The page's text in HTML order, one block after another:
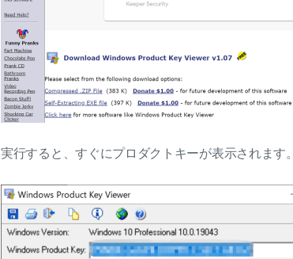
実行すると、すぐにプロダクトキーが表示されます。